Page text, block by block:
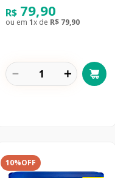
R$ 79,90
ou em 1x de R$ 79,90
＋
－
10%OFF